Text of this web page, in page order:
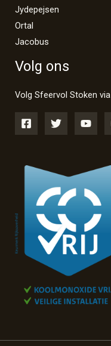
Jydepejsen
Ortal
Jacobus
Volg ons
Volg Sfeervol Stoken via